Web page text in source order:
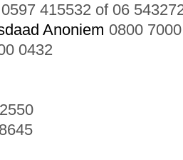
0597 415532 of 06
Anoniem 0800 7000
0432